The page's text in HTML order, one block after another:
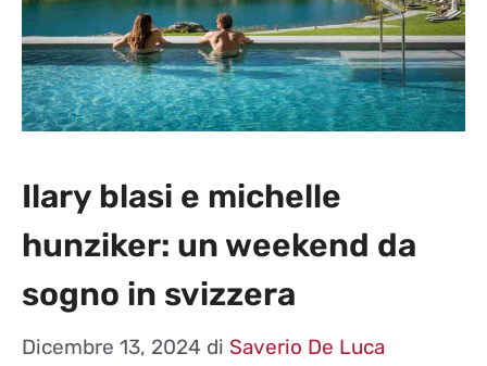
Ilary blasi e michelle
hunziker: un weekend da
sogno in svizzera
Dicembre 13, 2024 di Saverio De Luca